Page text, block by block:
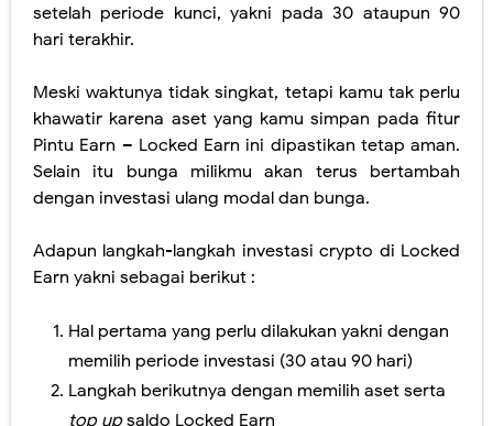
setelah periode kunci, yakni pada 30 ataupun 90
hari terakhir.
Meski waktunya tidak singkat, tetapi kamu tak perlu
khawatir karena aset yang kamu simpan pada fitur
Pintu Earn – Locked Earn ini dipastikan tetap aman.
Selain itu bunga milikmu akan terus bertambah
dengan investasi ulang modal dan bunga.
Adapun langkah-langkah investasi crypto di Locked
Earn yakni sebagai berikut :
Hal pertama yang perlu dilakukan yakni dengan
memilih periode investasi (30 atau 90 hari)
Langkah berikutnya dengan memilih aset serta
top upsaldo Locked Earn